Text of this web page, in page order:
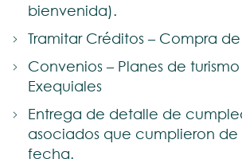
bienvenida).
Tramitar Créditos – Compra
Convenios – Planes de
Exequiales
Entrega de detalle de
asociados que cumplieron de
fecha.